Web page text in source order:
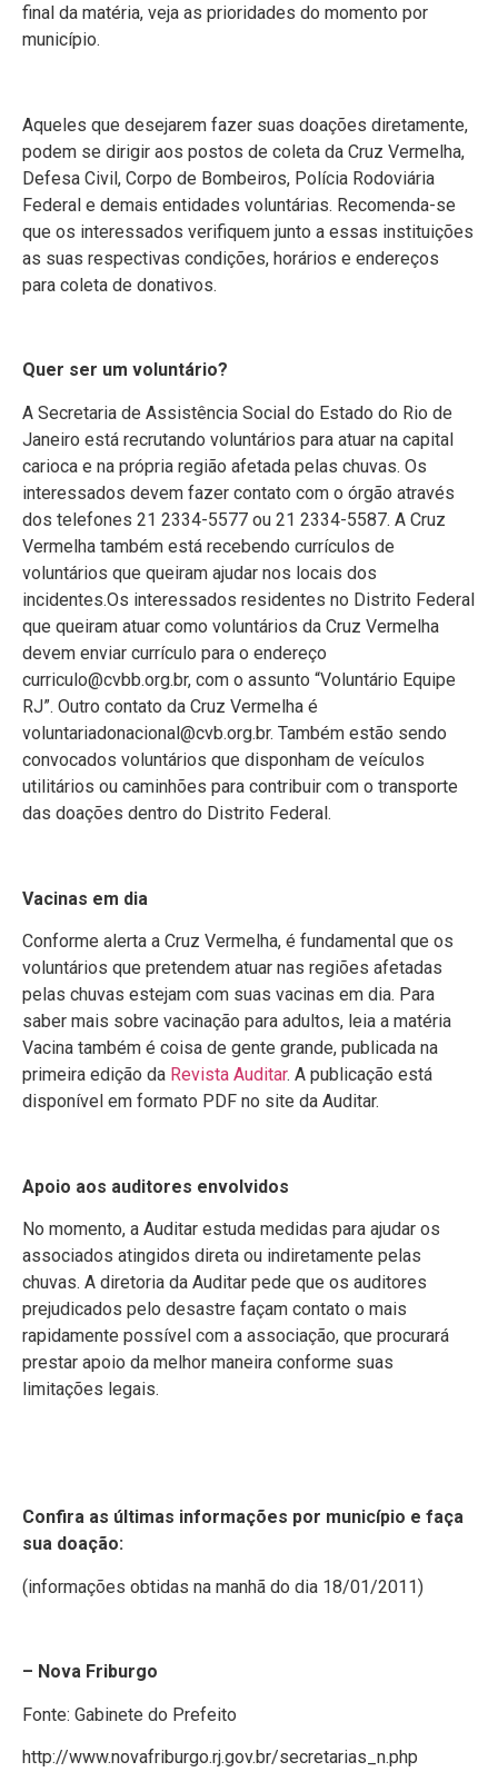
final da matéria, veja as prioridades do momento por
município.
Aqueles que desejarem fazer suas doações diretamente,
podem se dirigir aos postos de coleta da Cruz Vermelha,
Defesa Civil, Corpo de Bombeiros, Polícia Rodoviária
Federal e demais entidades voluntárias. Recomenda-se
que os interessados verifiquem junto a essas instituições
as suas respectivas condições, horários e endereços
para coleta de donativos.
Quer ser um voluntário?
A Secretaria de Assistência Social do Estado do Rio de
Janeiro está recrutando voluntários para atuar na capital
carioca e na própria região afetada pelas chuvas. Os
interessados devem fazer contato com o órgão através
dos telefones 21 2334-5577 ou 21 2334-5587. A Cruz
Vermelha também está recebendo currículos de
voluntários que queiram ajudar nos locais dos
incidentes.Os interessados residentes no Distrito Federal
que queiram atuar como voluntários da Cruz Vermelha
devem enviar currículo para o endereço
curriculo@cvbb.org.br, com o assunto “Voluntário Equipe
RJ”. Outro contato da Cruz Vermelha é
voluntariadonacional@cvb.org.br. Também estão sendo
convocados voluntários que disponham de veículos
utilitários ou caminhões para contribuir com o transporte
das doações dentro do Distrito Federal.
Vacinas em dia
Conforme alerta a Cruz Vermelha, é fundamental que os
voluntários que pretendem atuar nas regiões afetadas
pelas chuvas estejam com suas vacinas em dia. Para
saber mais sobre vacinação para adultos, leia a matéria
Vacina também é coisa de gente grande, publicada na
primeira edição da Revista Auditar. A publicação está
disponível em formato PDF no site da Auditar.
Apoio aos auditores envolvidos
No momento, a Auditar estuda medidas para ajudar os
associados atingidos direta ou indiretamente pelas
chuvas. A diretoria da Auditar pede que os auditores
prejudicados pelo desastre façam contato o mais
rapidamente possível com a associação, que procurará
prestar apoio da melhor maneira conforme suas
limitações legais.
Confira as últimas informações por município e faça
sua doação:
(informações obtidas na manhã do dia 18/01/2011)
– Nova Friburgo
Fonte: Gabinete do Prefeito
http://www.novafriburgo.rj.gov.br/secretarias_n.php